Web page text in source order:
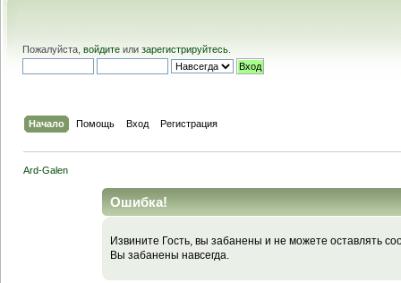
Пожалуйста, войдите или зарегистрируйтесь
Начало Помощь Вход Регистрация
Ard-Galen
Ошибка!
Извините Гость, вы забанены и не можете оставлять
Вы забанены навсегда.